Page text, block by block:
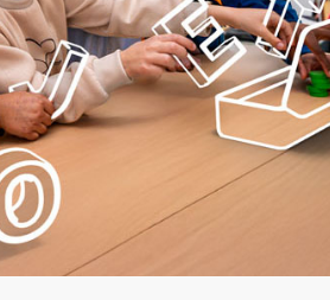
FORMATIONS
PRETS ET SERVICES
NOS RESSOURCES
CONTACT